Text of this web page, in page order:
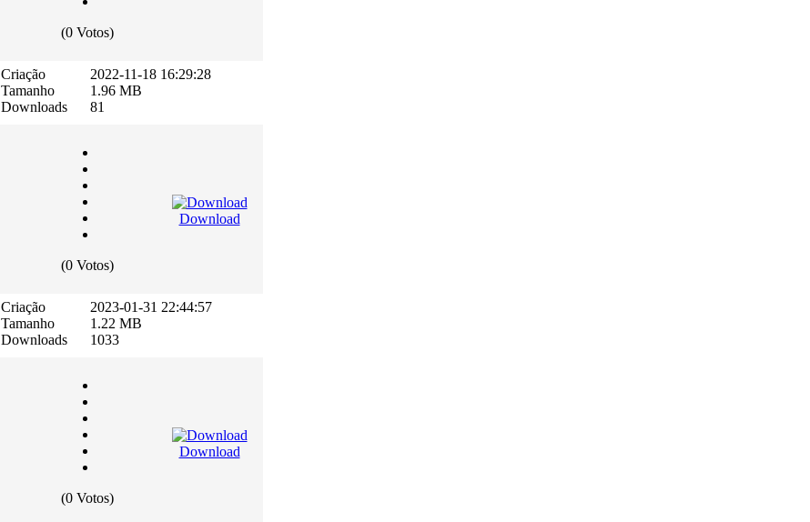
(0 Votos)
Criação
Tamanho
Downloads
2022-11-18 16:29:28
1.96 MB
81
(0 Votos)
Download
Criação
Tamanho
Downloads
2023-01-31 22:44:57
1.22 MB
1033
(0 Votos)
Download